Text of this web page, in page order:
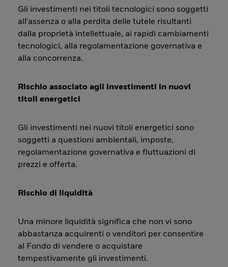
Gli investimenti nei titoli tecnologici sono soggetti
all'assenza o alla perdita delle tutele risultanti
dalla proprietà intellettuale, ai rapidi cambiamenti
tecnologici, alla regolamentazione governativa e
alla concorrenza.
Rischio associato agli investimenti in nuovi
titoli energetici
Gli investimenti nei nuovi titoli energetici sono
soggetti a questioni ambientali, imposte,
regolamentazione governativa e fluttuazioni di
prezzi e offerta.
Rischio di liquidità
Una minore liquidità significa che non vi sono
abbastanza acquirenti o venditori per consentire
al Fondo di vendere o acquistare
tempestivamente gli investimenti.